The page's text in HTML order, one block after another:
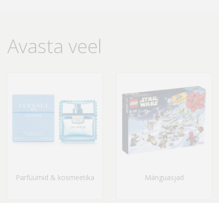
Avasta veel
Parfüümid & kosmeetika Mänguasjad